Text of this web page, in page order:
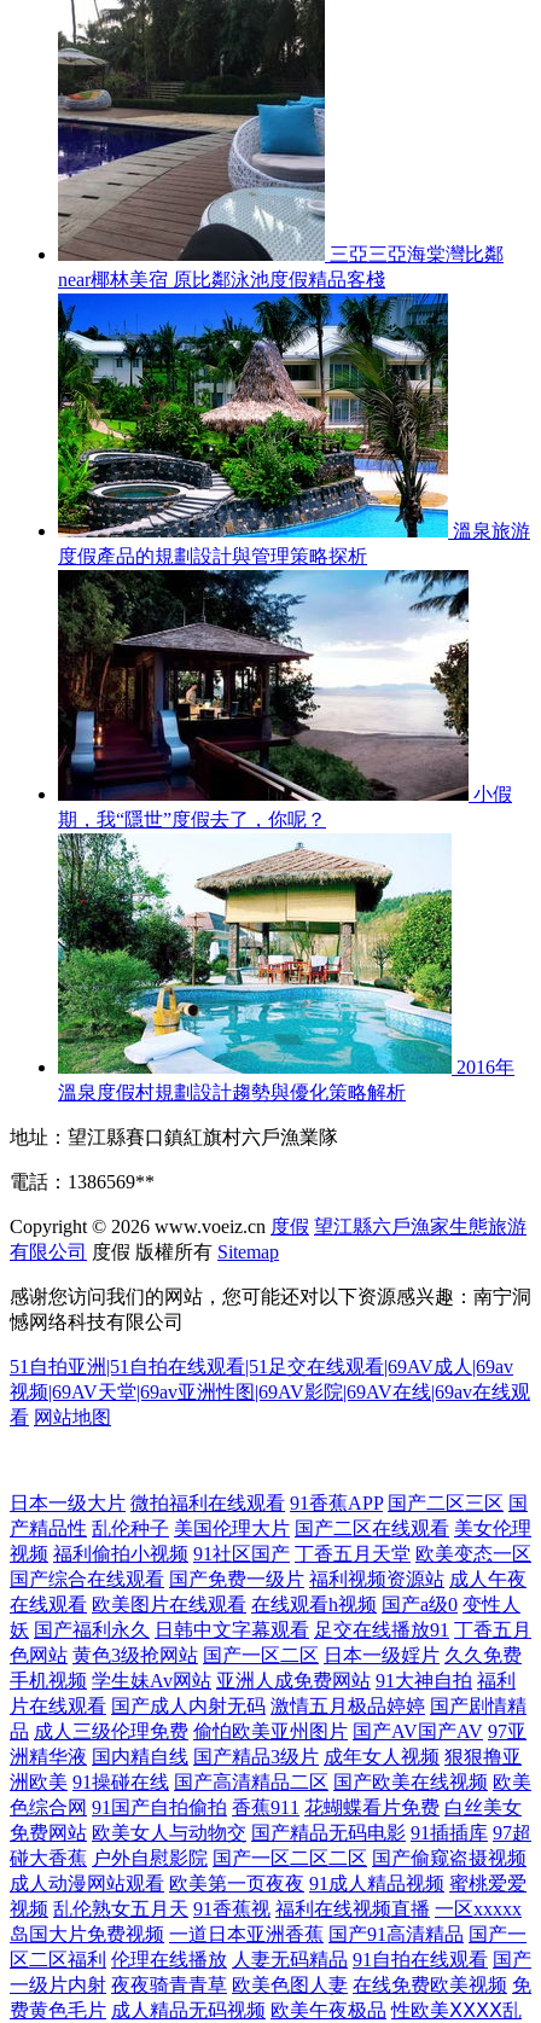
三亞三亞海棠灣比鄰
near椰林美宿 原比鄰泳池度假精品客棧
溫泉旅游
度假產品的規劃設計與管理策略探析
小假
期，我“隱世”度假去了，你呢？
2016年
溫泉度假村規劃設計趨勢與優化策略解析
地址：望江縣賽口鎮紅旗村六戶漁業隊
電話：1386569**
Copyright © 2026 www.voeiz.cn 度假 望江縣六戶漁家生態旅游
有限公司 度假 版權所有 Sitemap
感谢您访问我们的网站，您可能还对以下资源感兴趣：南宁洞
憾网络科技有限公司
51自拍亚洲|51自拍在线观看|51足交在线观看|69AV成人|69av
视频|69AV天堂|69av亚洲性图|69AV影院|69AV在线|69av在线观
看 网站地图
91豆花久久 日本在线不卡啊 国产91视频白丝 青青草社区 自拍自慰视频 99
精品视频在线观看 伦理影院导航 51视频在线观看入口 www91牛cw 乱日P
欧美 91n在线网页免费 国产一区综合 操色国产综合 欧美亞洲日韓Aⅴ 91小
视频最新网址 久久婷婷精品 91搭讪啪 大香蕉婷婷伊人 欧洲人人摸 91处女
视频 肏屄视频看看 欧美在线看 日韩精品潮噴一区 91麻豆竹菊国产精品一
级 狼人五月天影院 中文字幕无码伦区 www91插插插 老司机AV福利网站
91黑絲美女被草 豆花一区 日韩AV一 91次云 浮力av 欧美专区1 91豆花网页
在线看 青草原视频 91大神小青蛙搭讪视频 国产在线视频第六页 午夜福利
91视频第一页 日本阿v中文字幕 91碰碰人 国內操逼在线 日日射福利导航
日本一级大片 微拍福利在线观看 91香蕉APP 国产二区三区 国
产精品性 乱伦种子 美国伦理大片 国产二区在线观看 美女伦理
视频 福利偷拍小视频 91社区国产 丁香五月天堂 欧美变态一区
国产综合在线观看 国产免费一级片 福利视频资源站 成人午夜
在线观看 欧美图片在线观看 在线观看h视频 国产a级0 变性人
妖 国产福利永久 日韩中文字幕观看 足交在线播放91 丁香五月
色网站 黄色3级抢网站 国产一区二区 日本一级婬片 久久免费
手机视频 学生妹Av网站 亚洲人成免费网站 91大神自拍 福利
片在线观看 国产成人内射无码 激情五月极品婷婷 国产剧情精
品 成人三级伦理免费 偷怕欧美亚州图片 国产AV国产AV 97亚
洲精华液 国内精自线 国产精品3级片 成年女人视频 狠狠撸亚
洲欧美 91操碰在线 国产高清精品二区 国产欧美在线视频 欧美
色综合网 91国产自拍偷拍 香蕉911 花蝴蝶看片免费 白丝美女
免费网站 欧美女人与动物交 国产精品无码电影 91插插库 97超
碰大香蕉 户外自慰影院 国产一区二区二区 国产偷窥盗摄视频
成人动漫网站观看 欧美第一页夜夜 91成人精品视频 蜜桃爱爱
视频 乱伦熟女五月天 91香蕉视 福利在线视频直播 一区xxxxx
岛国大片免费视频 一道日本亚洲香蕉 国产91高清精品 国产一
区二区福利 伦理在线播放 人妻无码精品 91自拍在线观看 国产
一级片内射 夜夜骑青青草 欧美色图人妻 在线免费欧美视频 免
费黄色毛片 成人精品无码视频 欧美午夜极品 性欧美ⅩⅩⅩⅩ乱